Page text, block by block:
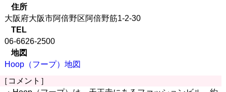
住所
大阪府大阪市阿倍野区阿倍野筋1-2-30
TEL
06-6626-2500
地図
Hoop（フープ）地図
［コメント］